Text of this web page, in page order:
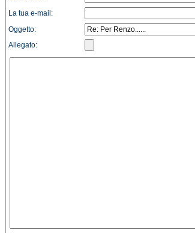
La tua e-mail:
Oggetto:
Allegato: